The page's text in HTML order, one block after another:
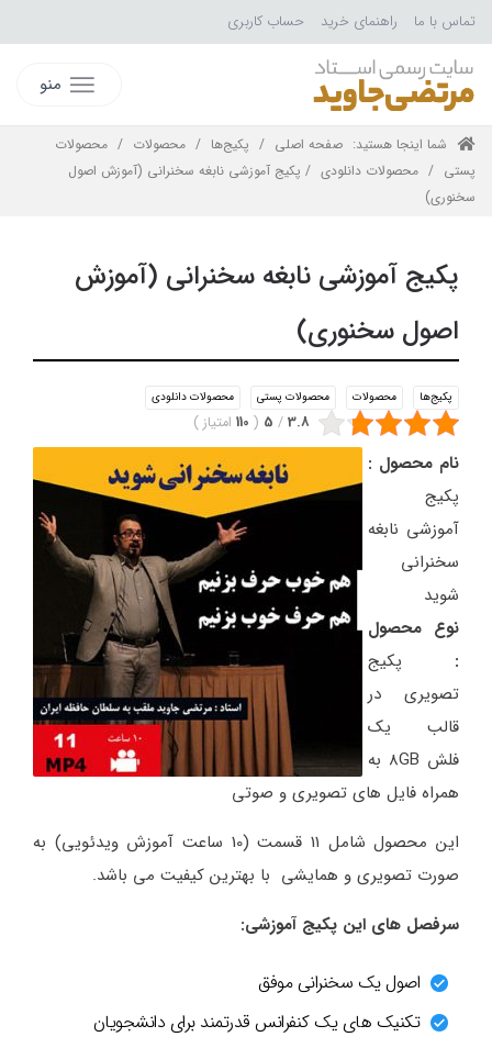
تماس با ما راهنمای خرید حساب کاربری
منو
شما اینجا هستید: صفحه اصلی / پکیج‌ها / محصولات / محصولات
پستی / محصولات دانلودی / پکیج آموزشی نابغه سخنرانی (آموزش اصول
سخنوری)
پکیج آموزشی نابغه سخنرانی (آموزش
اصول سخنوری)
پکیج‌ها محصولات محصولات پستی محصولات دانلودی
3.8
/
5
(
110 امتیاز)
نام محصول :
پکیج
آموزشی نابغه
سخنرانی
شوید
نوع محصول
: پکیج
تصویری در
قالب یک
فلش 8GB به
همراه فایل های تصویری و صوتی
این محصول شامل 11 قسمت (10 ساعت آموزش ویدئویی) به
صورت تصویری و همایشی با بهترین کیفیت می باشد.
سرفصل های این پکیج آموزشی:
اصول یک سخنرانی موفق
تکنیک های یک کنفرانس قدرتمند برای دانشجویان